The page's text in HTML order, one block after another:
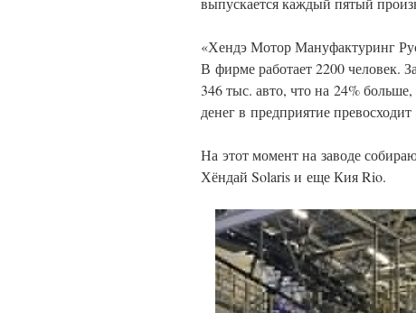
«Хендэ Мотор Мануфактуринг
В фирме работает 2200 человек.
346 тыс. авто, что на 24%
денег в предприятие
На этот момент на заводе
Хёндай Solaris и еще Кия Rio.